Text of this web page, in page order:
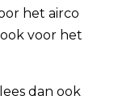
het airco
voor het
dan ook